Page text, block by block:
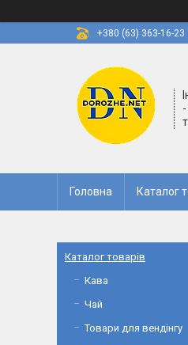
+380 (63) 363-16-23
Головна Каталог
Каталог товарів
Кава
Чай
Товари для вендінгу